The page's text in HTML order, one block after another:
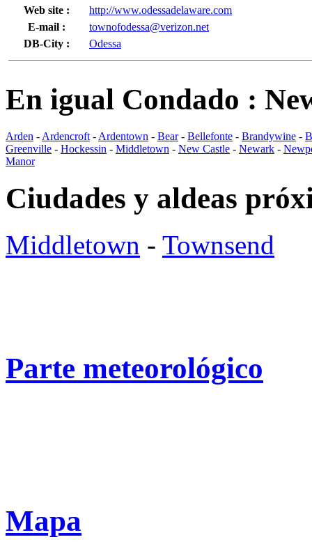
Web site :
http://www.odessadelaware.com
E-mail :
townofodessa@verizon.net
DB-City :
Odessa
En igual Condado :
Arden - Ardencroft - Ardentown - Bear- Bellefonte - Brandywine -
Greenville - Hockessin - Middletown - New Castle - Newark -
Manor
Ciudades y aldeas
Middletown - Townsend
Parte meteorológico
Mapa